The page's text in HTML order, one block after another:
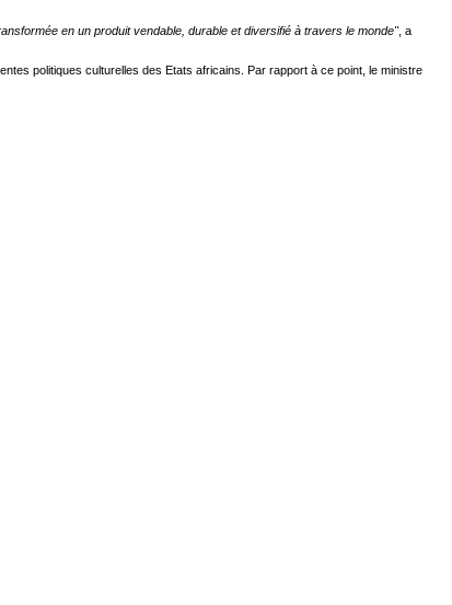
en un produit vendable, durable et diversifié à travers le monde", a
politiques culturelles des Etats africains. Par rapport à ce point, le ministre